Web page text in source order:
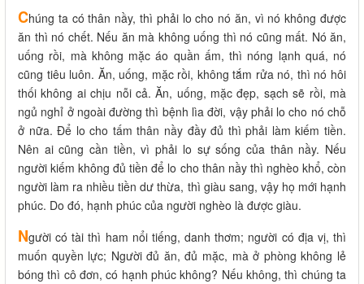
Chúng ta có thân nầy, thì phải lo cho nó ăn, vì nó không được
ăn thì nó chết. Nếu ăn mà không uống thì nó cũng mất. Nó ăn,
uống rồi, mà không mặc áo quần ấm, thì nóng lạnh quá, nó
cũng tiêu luôn. Ăn, uống, mặc rồi, không tắm rửa nó, thì nó hôi
thối không ai chịu nỗi cả. Ăn, uống, mặc đẹp, sạch sẽ rồi, mà
ngủ nghỉ ở ngoài đường thì bệnh lìa đời, vậy phải lo cho nó chỗ
ở nữa. Để lo cho tấm thân nầy đầy đủ thì phải làm kiếm tiền.
Nên ai cũng cần tiền, vì phải lo sự sống của thân nầy. Nếu
người kiếm không đủ tiền để lo cho thân nầy thì nghèo khổ, còn
người làm ra nhiều tiền dư thừa, thì giàu sang, vậy họ mới hạnh
phúc. Do đó, hạnh phúc của người nghèo là được giàu.
Người có tài thì ham nổi tiếng, danh thơm; người có địa vị, thì
muốn quyền lực; Người đủ ăn, đủ mặc, mà ở phòng không lẻ
bóng thì cô đơn, có hạnh phúc không? Nếu không, thì chúng ta